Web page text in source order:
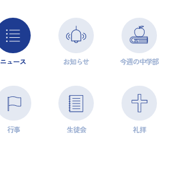
ニュース お知らせ 今週の中学部
行事 生徒会 礼拝